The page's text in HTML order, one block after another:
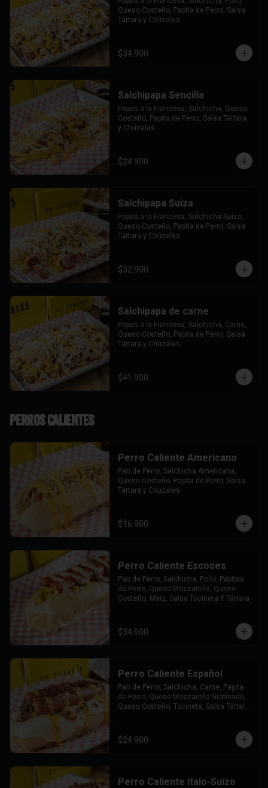
Queso Costeño, Papita de Perro, Salsa
Tártara y Chúzales.
$34.900
Salchipapa Sencilla
Papas a la Francesa, Salchicha, Queso
Costeño, Papita de Perro, Salsa Tártara
y Chúzales.
$24.900
Salchipapa Suiza
Papas a la Francesa, Salchicha Suiza,
Queso Costeño, Papita de Perro, Salsa
Tártara y Chúzales.
$32.900
Salchipapa de carne
Papas a la Francesa, Salchicha, Carne,
Queso Costeño, Papita de Perro, Salsa
Tártara y Chúzales.
$41.900
Perros Calientes
Perro Caliente Americano
Pan de Perro, Salchicha Americana,
Queso Costeño, Papita de Perro, Salsa
Tártara y Chuzales.
$16.900
Perro Caliente Escoces
Pan de Perro, Salchicha, Pollo, Papitas
de Perro, Queso Mozzarella, Queso
Costeño, Maíz, Salsa Tocineta Y Tártara
$34.900
Perro Caliente Español
Pan de Perro, Salchicha, Carne, Papita
de Perro, Queso Mozzarella Gratinado,
Queso Costeño, Tocineta, Salsa Tártara
$24.900
Perro Caliente Italo-Suizo